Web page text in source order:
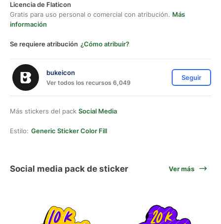
Licencia de Flaticon
Gratis para uso personal o comercial con atribución. Más
información
Se requiere atribución ¿Cómo atribuir?
bukeicon
Ver todos los recursos 6,049
Seguir
Más stickers del pack Social Media
Estilo: Generic Sticker Color Fill
Social media pack de sticker Ver más